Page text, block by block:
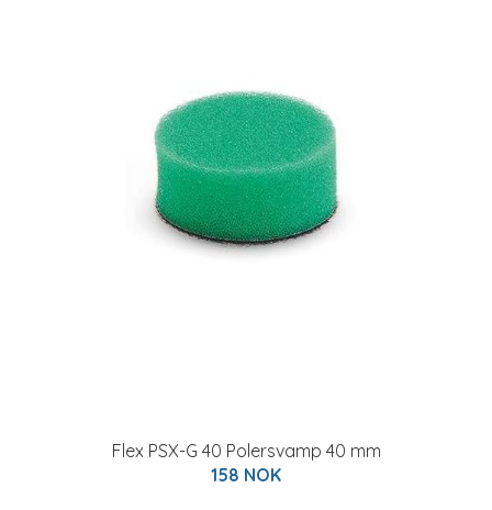
Flex PSX-G 40 Polersvamp 40 mm
158 NOK